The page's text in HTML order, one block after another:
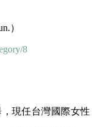
）
8
現任台灣國際女性